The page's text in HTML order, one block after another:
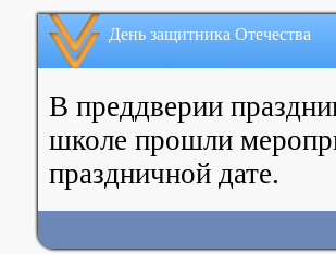
День защитника Отечества
В преддверии
школе прошли
праздничной дате.